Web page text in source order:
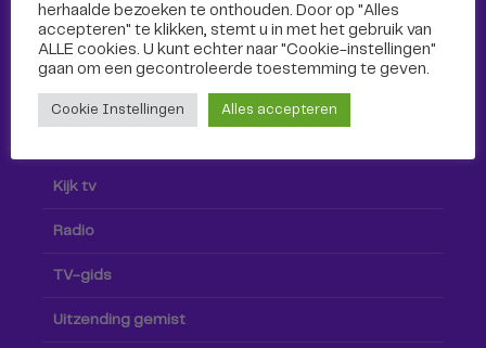
Kijk tv
Radio
TV-gids
Uitzending gemist
herhaalde bezoeken te onthouden. Door op "Alles
accepteren" te klikken, stemt u in met het gebruik van
ALLE cookies. U kunt echter naar "Cookie-instellingen"
gaan om een ​​gecontroleerde toestemming te geven.
Cookie Instellingen Alles accepteren